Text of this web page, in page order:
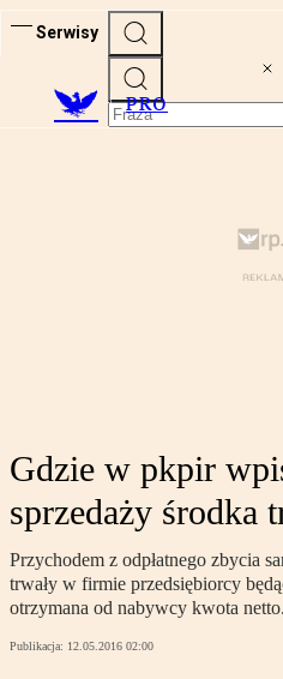
Serwisy
PRO
Gdzie w pkpir
sprzedaży środka
Przychodem z odpłatnego zbycia
trwały w firmie przedsiębiorcy
otrzymana od nabywcy kwota netto.
Publikacja: 12.05.2016 02:00